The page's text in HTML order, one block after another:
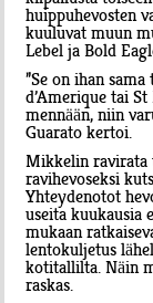
huippuhevosten
kuuluvat muun
Lebel ja Bold
”Se on ihan
d’Amerique tai
mennään, niin
Guarato kertoi.
Mikkelin ravirata
ravihevoseksi
Yhteydenotot
useita kuukausia
mukaan
lentokuljetus
kotitallilta. Näin
raskas.